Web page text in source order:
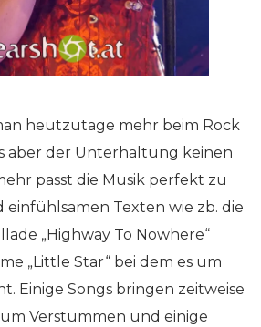
heutzutage mehr beim Rock
aber der Unterhaltung keinen
passt die Musik perfekt zu
Texten wie zb. die
„Highway To Nowhere“
„Little Star“ bei dem es um
Einige Songs bringen zeitweise
Verstummen und einige